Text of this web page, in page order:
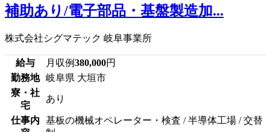
補助あり/電子部品・基盤製造加...
株式会社シグマテック 岐阜事業所
給与 月収例380,000円
勤務地
岐阜県 大垣市
寮・社
宅
あり
仕事内
基板の機械オペレーター・検査 / 半導体工場 / 交替